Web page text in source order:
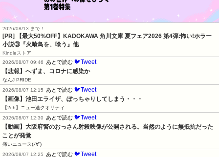
2026/08/13 まで！
[PR] 【最大50%OFF】KADOKAWA 角川文庫 夏フェア2026 第4弾:怖い!ホラー
小説③『火喰鳥を、喰う』他
Kindleストア
2026/08/07 09:46
あとで読む 🐦Tweet
【悲報】へずま、コロナに感染か
なんJ PRIDE
2026/08/07 12:15
あとで読む 🐦Tweet
【画像】池田エライザ、ぽっちゃりしてしまう・・・
【2ch】ニュー速クオリティ
2026/08/07 12:30
あとで読む 🐦Tweet
【動画】大阪府警のおっさん射殺映像が公開される。当然のように無抵抗だった
ことが発覚
痛いニュース(ﾉ∀`)
2026/08/07 12:25
あとで読む 🐦Tweet